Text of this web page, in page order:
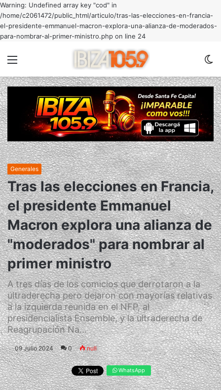
Warning: Undefined array key "cod" in
/home/c2061472/public_html/articulo/tras-las-elecciones-en-francia-
el-presidente-emmanuel-macron-explora-una-alianza-de-moderados-
para-nombrar-al-primer-ministro.php on line 24
Generales
Tras las elecciones en Francia,
el presidente Emmanuel
Macron explora una alianza de
"moderados" para nombrar al
primer ministro
A tres días de los comicios que derrotaron a la
ultraderecha pero dejaron con mayorías relativas
a la izquierda reunida en el NFP, al
presidencialista Ensemble, y la ultraderecha de
Reagrupación Na...
09 Julio 2024 0 null
WhatsApp